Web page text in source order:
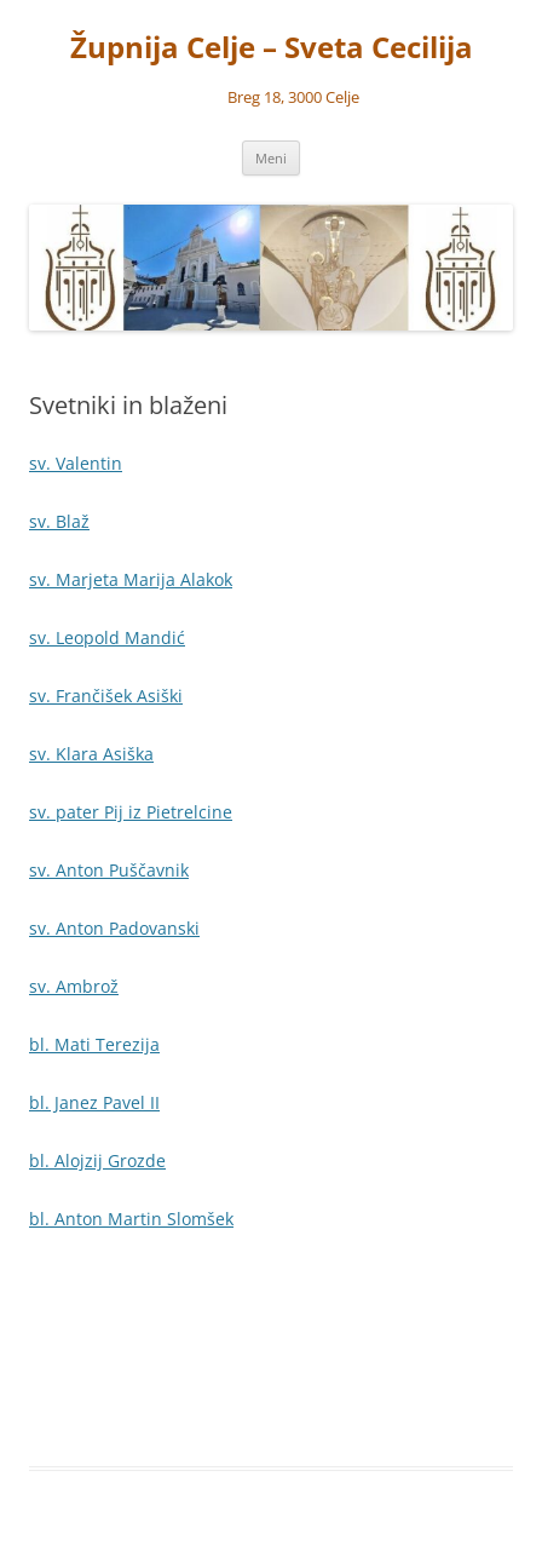
vsebinoŽupnija Celje – Sveta Cecilija
Breg 18, 3000 Celje
Meni
Svetniki in blaženi
sv. Valentin
sv. Blaž
sv. Marjeta Marija Alakok
sv. Leopold Mandić
sv. Frančišek Asiški
sv. Klara Asiška
sv. pater Pij iz Pietrelcine
sv. Anton Puščavnik
sv. Anton Padovanski
sv. Ambrož
bl. Mati Terezija
bl. Janez Pavel II
bl. Alojzij Grozde
bl. Anton Martin Slomšek